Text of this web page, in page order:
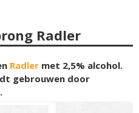
Radler
Radler met 2,5% alcohol.
gebrouwen door
.